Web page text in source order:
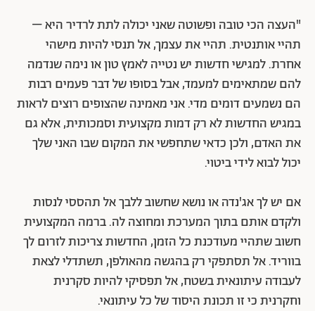
"העצה הכי טובה ופשוטה שאני יכולה לתת לרדיר היא –
תהיי אותנטית. תהיי את עצמך, אל תנסי להיות מישהי
אחרת. למגישי חדשות יש נטייה לאמץ טון או נימה שנדמה
להם שמתאימים למעמד, אבל בסופו של דבר פעמים רבות
הם נשמעים דומים מדי. אני מאמינה שהצופים רוצים לראות
במגיש החדשות לא רק דמות מקצועית וסמכותית, אלא גם
את האדם, ולכן כדאי שתחפשי את המקום שבו האני שלך
יכול לבוא לידי ביטוי.
אם יש לך אג'נדה או נושא שחשוב ללבך אל תהססי לנסות
ולקדם אותם בתוך המערכת ומחוצה לה. ברמה המקצועית
חשוב שתהיי מעודכנת כל הזמן, החדשות צריכות לזרום לך
בווריד. אל תסתפקי רק בהגשה מהאולפן, תשתדלי לצאת
לעבודה עיתונאית בשטח, אל תפסיקי להיות סקרנית
וחקרנית כי זו תכונת היסוד של כל עיתונאי.